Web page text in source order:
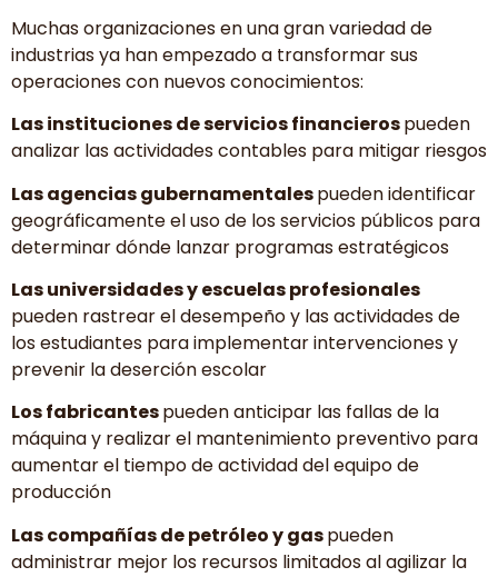
Muchas organizaciones en una gran variedad de
industrias ya han empezado a transformar sus
operaciones con nuevos conocimientos:
Las instituciones de servicios financierospueden
analizar las actividades contables para mitigar riesgos
Las agencias gubernamentalespueden identificar
geográficamente el uso de los servicios públicos para
determinar dónde lanzar programas estratégicos
Las universidades y escuelas profesionales
pueden rastrear el desempeño y las actividades de
los estudiantes para implementar intervenciones y
prevenir la deserción escolar
Los fabricantespueden anticipar las fallas de la
máquina y realizar el mantenimiento preventivo para
aumentar el tiempo de actividad del equipo de
producción
Las compañías de petróleo y gaspueden
administrar mejor los recursos limitados al agilizar la